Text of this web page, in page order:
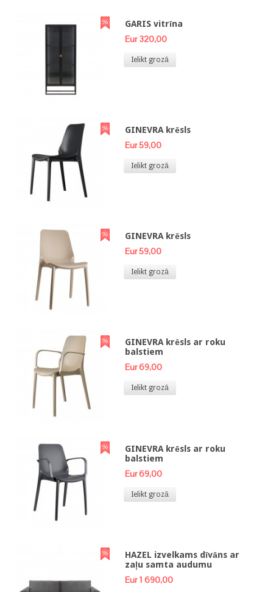
GARIS vitrīna
Eur 320,00
Ielikt grozā
GINEVRA krēsls
Eur 59,00
Ielikt grozā
GINEVRA krēsls
Eur 59,00
Ielikt grozā
GINEVRA krēsls ar roku
balstiem
Eur 69,00
Ielikt grozā
GINEVRA krēsls ar roku
balstiem
Eur 69,00
Ielikt grozā
HAZEL izvelkams dīvāns ar
zaļu samta audumu
Eur 1 690,00